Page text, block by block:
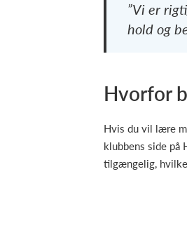
”Vi er
hold og
Hvorfor
Hvis du vil lære
klubbens side
tilgængelig,